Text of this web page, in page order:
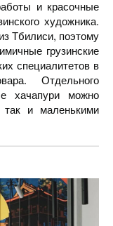
и красочные
художника.
Тбилиси, поэтому
грузинские
специалитетов в
Отдельного
хачапури можно
и маленькими